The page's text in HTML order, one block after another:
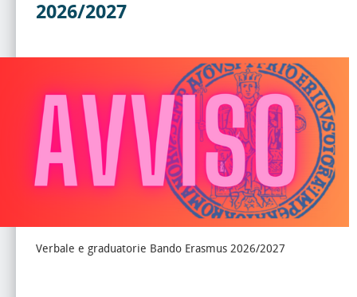
2026/2027
Verbale e graduatorie Bando Erasmus 2026/2027